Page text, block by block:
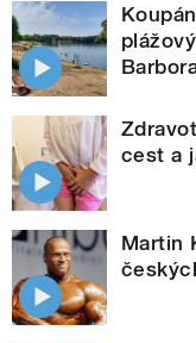
cest a
Martin